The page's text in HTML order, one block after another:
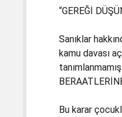
“GEREĞİ
Sanıklar
kamu davası
Bu karar